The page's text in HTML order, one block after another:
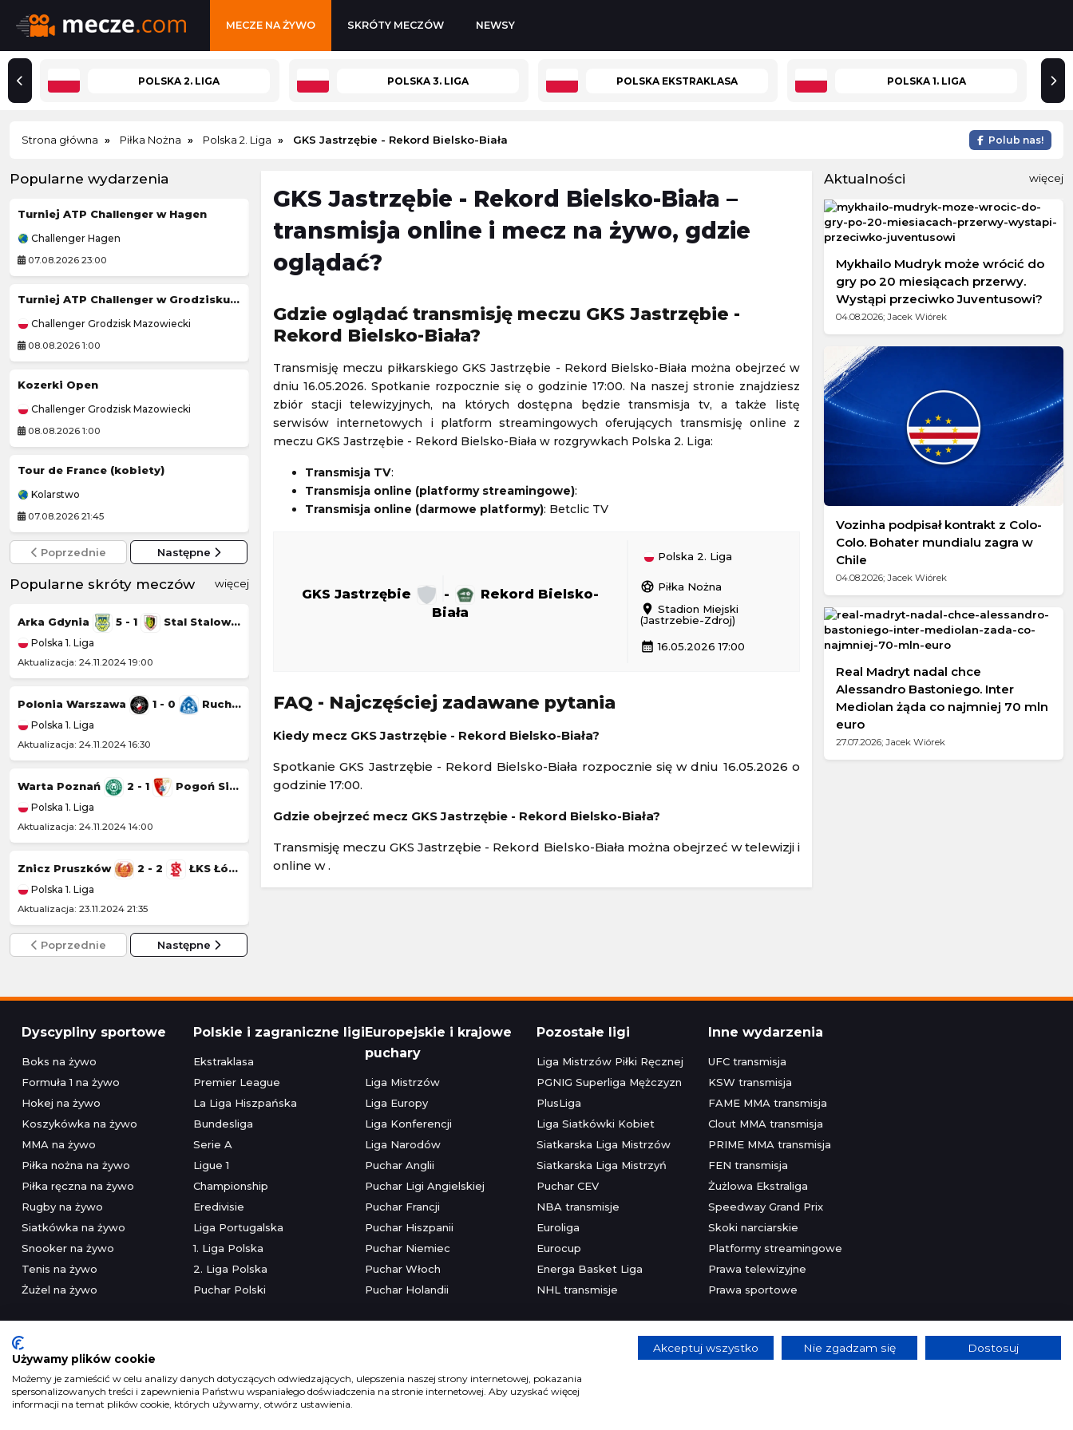
MECZE NA ŻYWO SKRÓTY MECZÓW NEWSY
POLSKA 2. LIGA POLSKA 3. LIGA POLSKA EKSTRAKLASA POLSKA 1. LIGA
Strona główna Piłka Nożna Polska 2. Liga GKS Jastrzębie - Rekord Bielsko-Biała Polub nas!
Popularne wydarzenia
Turniej ATP Challenger w Hagen
Challenger Hagen
07.08.2026 23:00
Turniej ATP Challenger w Grodzisku Mazowieckim
Challenger Grodzisk Mazowiecki
08.08.2026 1:00
Kozerki Open
Challenger Grodzisk Mazowiecki
08.08.2026 1:00
Tour de France (kobiety)
Kolarstwo
07.08.2026 21:45
Turniej ATP Challenger w Lexington
Challenger Lexington
08.08.2026 1:59
WTA Toronto
PRIME MMA
Prime MMA
Prime Show MMA
Prime MMA
08.08.2026 2:00
Prime MMA
Prime MMA
SCR Altach - WSG Tirol
Liga Austriacka
07.08.2026 21:30
Polska 3. Liga
07.08.2026 21:57
Poprzednie Następne
Popularne skróty meczów więcej
Arka Gdynia 5 - 1 Stal Stalowa Wola
Polska 1. Liga
Aktualizacja: 24.11.2024 19:00
Polonia Warszawa 1 - 0 Ruch Chorzów
Polska 1. Liga
Aktualizacja: 24.11.2024 16:30
Warta Poznań 2 - 1 Pogoń Siedlce
Polska 1. Liga
Aktualizacja: 24.11.2024 14:00
Znicz Pruszków 2 - 2 ŁKS Łódź
Polska 1. Liga
Aktualizacja: 23.11.2024 21:35
Chrobry Głogów 1 - 1 Odra Opole
Aktualizacja: 23.11.2024 16:30
Wisła Kraków
Kotwica Kołobrzeg
Polska 1. Liga
Piast Gliwice
Radomiak Radom
Polska Ekstraklasa
Poprzednie Następne
GKS Jastrzębie - Rekord Bielsko-Biała –
transmisja online i mecz na żywo, gdzie
oglądać?
Gdzie oglądać transmisję meczu GKS Jastrzębie -
Rekord Bielsko-Biała?
Transmisję meczu piłkarskiego GKS Jastrzębie - Rekord Bielsko-Biała można obejrzeć w
dniu 16.05.2026. Spotkanie rozpocznie się o godzinie 17:00. Na naszej stronie znajdziesz
zbiór stacji telewizyjnych, na których dostępna będzie transmisja tv, a także listę
serwisów internetowych i platform streamingowych oferujących transmisję online z
meczu GKS Jastrzębie - Rekord Bielsko-Biała w rozgrywkach Polska 2. Liga:
Transmisja TV:
Transmisja online (platformy streamingowe):
Transmisja online (darmowe platformy): Betclic TV
GKS Jastrzębie -
Rekord Bielsko-
Biała
Polska 2. Liga
sports_soccer Piłka Nożna
location_on Stadion Miejski
(Jastrzebie-Zdroj)
calendar_month 16.05.2026 17:00
FAQ - Najczęściej zadawane pytania
Kiedy mecz GKS Jastrzębie - Rekord Bielsko-Biała?
Spotkanie GKS Jastrzębie - Rekord Bielsko-Biała rozpocznie się w dniu 16.05.2026 o
godzinie 17:00.
Gdzie obejrzeć mecz GKS Jastrzębie - Rekord Bielsko-Biała?
Transmisję meczu GKS Jastrzębie - Rekord Bielsko-Biała można obejrzeć w telewizji i
online w .
Aktualności więcej
Mykhailo Mudryk może wrócić do
gry po 20 miesiącach przerwy.
Wystąpi przeciwko Juventusowi?
04.08.2026; Jacek Wiórek
Vozinha podpisał kontrakt z Colo-
Colo. Bohater mundialu zagra w
Chile
04.08.2026; Jacek Wiórek
Real Madryt nadal chce
Alessandro Bastoniego. Inter
Mediolan żąda co najmniej 70 mln
euro
27.07.2026; Jacek Wiórek
Dyscypliny sportowe
Boks na żywo
Formuła 1 na żywo
Hokej na żywo
Koszykówka na żywo
MMA na żywo
Piłka nożna na żywo
Piłka ręczna na żywo
Rugby na żywo
Siatkówka na żywo
Snooker na żywo
Tenis na żywo
Żużel na żywo
Polskie i zagraniczne ligi
Ekstraklasa
Premier League
La Liga Hiszpańska
Bundesliga
Serie A
Ligue 1
Championship
Eredivisie
Liga Portugalska
1. Liga Polska
2. Liga Polska
Puchar Polski
Europejskie i krajowe
puchary
Liga Mistrzów
Liga Europy
Liga Konferencji
Liga Narodów
Puchar Anglii
Puchar Ligi Angielskiej
Puchar Francji
Puchar Hiszpanii
Puchar Niemiec
Puchar Włoch
Puchar Holandii
Pozostałe ligi
Liga Mistrzów Piłki Ręcznej
PGNIG Superliga Mężczyzn
PlusLiga
Liga Siatkówki Kobiet
Siatkarska Liga Mistrzów
Siatkarska Liga Mistrzyń
Puchar CEV
NBA transmisje
Euroliga
Eurocup
Energa Basket Liga
NHL transmisje
Inne wydarzenia
UFC transmisja
KSW transmisja
FAME MMA transmisja
Clout MMA transmisja
PRIME MMA transmisja
FEN transmisja
Żużlowa Ekstraliga
Speedway Grand Prix
Skoki narciarskie
Platformy streamingowe
Prawa telewizyjne
Prawa sportowe
Kontakt•Reklama• Polityka prywatności
Serwis wyłącznie dla osób powyżej 18 lat. Hazard może uzależniać. Graj odpowiedzialnie.
Używamy plików cookie
Możemy je zamieścić w celu analizy danych dotyczących odwiedzających, ulepszenia naszej strony internetowej, pokazania
spersonalizowanych treści i zapewnienia Państwu wspaniałego doświadczenia na stronie internetowej. Aby uzyskać więcej
informacji na temat plików cookie, których używamy, otwórz ustawienia.
Akceptuj wszystko Nie zgadzam się Dostosuj